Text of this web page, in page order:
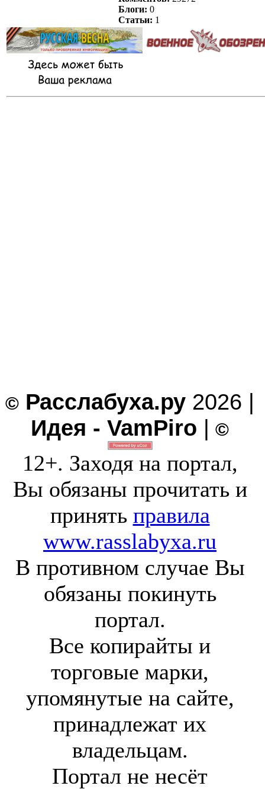
Блоги: 0
Статьи: 1
© Расслабуха.ру 2026 |
Идея - VamPiro | ©
12+. Заходя на портал,
Вы обязаны прочитать и
принять правила
www.rasslabyxa.ru
В противном случае Вы
обязаны покинуть
портал.
Все копирайты и
торговые марки,
упомянутые на сайте,
принадлежат их
владельцам.
Портал не несёт